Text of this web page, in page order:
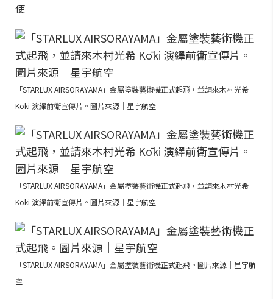
使
「STARLUX AIRSORAYAMA」金屬塗裝藝術機正式起飛，並請來木村光希
Kōki 演繹前衛宣傳片。圖片來源｜星宇航空
「STARLUX AIRSORAYAMA」金屬塗裝藝術機正式起飛，並請來木村光希
Kōki 演繹前衛宣傳片。圖片來源｜星宇航空
「STARLUX AIRSORAYAMA」金屬塗裝藝術機正式起飛。圖片來源｜星宇航
空